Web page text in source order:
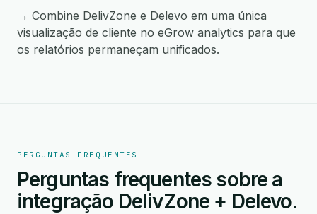
→ Combine DelivZone e Delevo em uma única
visualização de cliente no eGrow analytics para que
os relatórios permaneçam unificados.
PERGUNTAS FREQUENTES
Perguntas frequentes sobre a
integração DelivZone + Delevo.